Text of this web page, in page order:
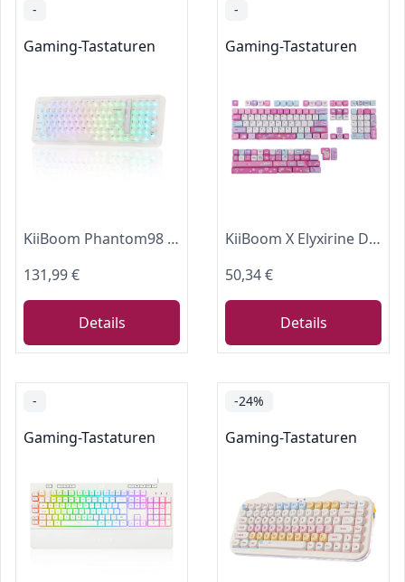
-
Gaming-Tastaturen
KiiBoom Phantom98 Lite 96% Kabellose Mechanische Gaming-Tastatur, VIA-Programmierbar, Cremefarbene Tastatur mit Dichtung, 8000-mAh-Akku, Hot-Swap, RGB, NKRO für Win/Mac (Klar, Mochi Schalter)
131,99 €
Details
-
Gaming-Tastaturen
KiiBoom X Elyxirine Digitale Träume: Pastell Y2K Keycap Set, 144 Tasten MOA Profil PBT Keycaps für mechanische Tastatur, Kompatibel mit ANSI/ISO, 60%, 65%, 75%, TKL, Full-Sized Layout
50,34 €
Details
-
Gaming-Tastaturen
-24%
Gaming-Tastaturen